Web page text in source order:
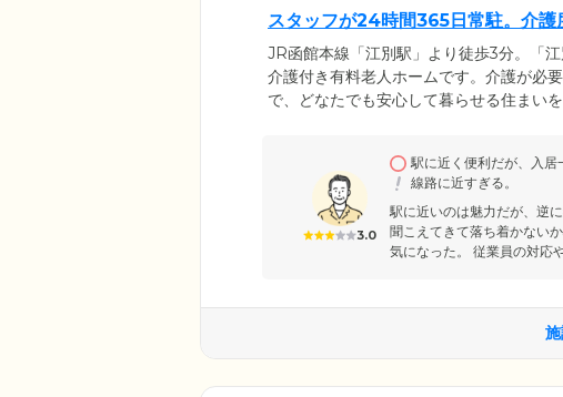
スタッフが24時間365日常駐。介護
JR函館本線「江別駅」より徒歩3分。「
介護付き有料老人ホームです。介護が必
で、どなたでも安心して暮らせる住まい
別のケアを実施。馴染みのスタッフによ
3.0
駅に近く便利だが、入居
線路に近すぎる。
駅に近いのは魅力だが、逆
聞こえてきて落ち着かない
気になった。 従業員の対応